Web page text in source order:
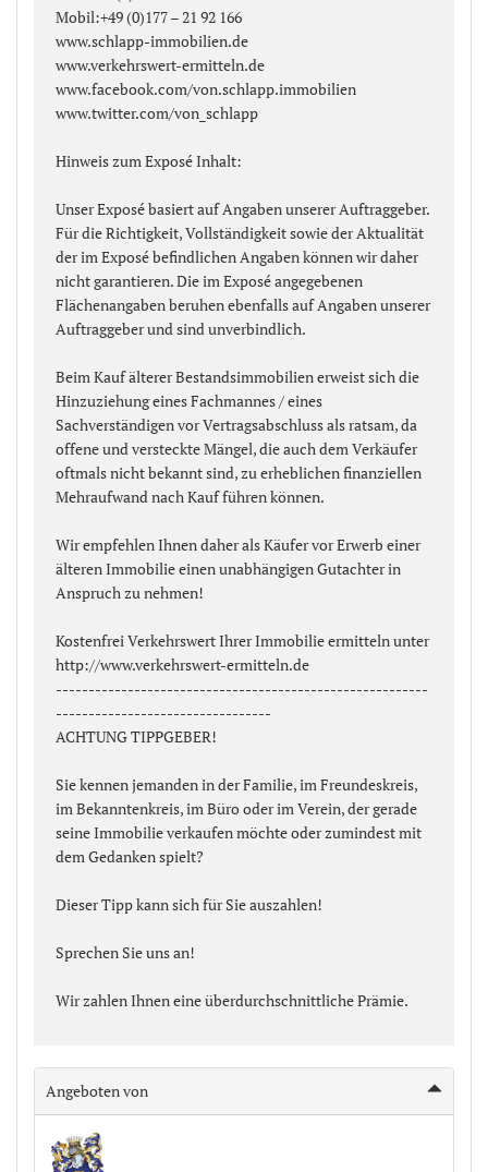
Mobil:+49 (0)177 – 21 92 166
www.schlapp-immobilien.de
www.verkehrswert-ermitteln.de
www.facebook.com/von.schlapp.immobilien
www.twitter.com/von_schlapp
Hinweis zum Exposé Inhalt:
Unser Exposé basiert auf Angaben unserer Auftraggeber.
Für die Richtigkeit, Vollständigkeit sowie der Aktualität
der im Exposé befindlichen Angaben können wir daher
nicht garantieren. Die im Exposé angegebenen
Flächenangaben beruhen ebenfalls auf Angaben unserer
Auftraggeber und sind unverbindlich.
Beim Kauf älterer Bestandsimmobilien erweist sich die
Hinzuziehung eines Fachmannes / eines
Sachverständigen vor Vertragsabschluss als ratsam, da
offene und versteckte Mängel, die auch dem Verkäufer
oftmals nicht bekannt sind, zu erheblichen finanziellen
Mehraufwand nach Kauf führen können.
Wir empfehlen Ihnen daher als Käufer vor Erwerb einer
älteren Immobilie einen unabhängigen Gutachter in
Anspruch zu nehmen!
Kostenfrei Verkehrswert Ihrer Immobilie ermitteln unter
http://www.verkehrswert-ermitteln.de
---------------------------------------------------------
---------------------------------
ACHTUNG TIPPGEBER!
Sie kennen jemanden in der Familie, im Freundeskreis,
im Bekanntenkreis, im Büro oder im Verein, der gerade
seine Immobilie verkaufen möchte oder zumindest mit
dem Gedanken spielt?
Dieser Tipp kann sich für Sie auszahlen!
Sprechen Sie uns an!
Wir zahlen Ihnen eine überdurchschnittliche Prämie.
Angeboten von